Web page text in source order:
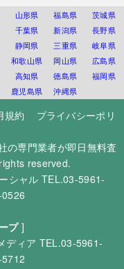
山形県 福島県
茨城県
千葉県 新潟県
長野県
静岡県 三重県
岐阜県
和歌山県 岡山県
広島県
高知県 徳島県
福岡県
鹿児島県 沖縄県
規約
プライバシーポリ
の専門業者が即日無料査
reserved.
シャル TEL.03-5961-
プ]
ディア TEL.03-5961-